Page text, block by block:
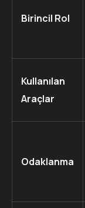
Birincil Rol
Kullanılan
Araçlar
Odaklanma